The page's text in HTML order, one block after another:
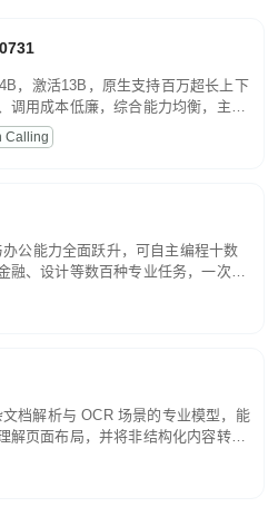
，激活13B，原生支持百万超长上下
调用成本低廉，综合能力均衡，主打
话、内容创作、基础 RAG、批量
Calling
公能力全面跃升，可自主编程十数
融、设计等数百种专业任务，一次对
觉理解贯穿规划、执行与验证全流
语义解析。长程任务中自主规划与
档解析与 OCR 场景的专业模型，能
解页面布局，并将非结构化内容转换
结构化结果。